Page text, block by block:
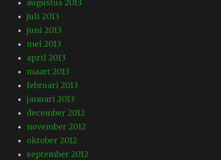
augustus 2013
juli 2013
juni 2013
mei 2013
april 2013
maart 2013
februari 2013
januari 2013
december 2012
november 2012
oktober 2012
september 2012